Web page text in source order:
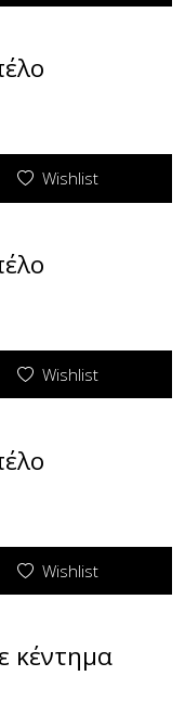
Wishlist
Wishlist
Wishlist
κέντημα